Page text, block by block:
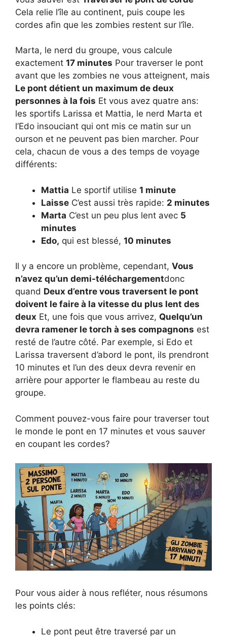
Cela relie l’île au continent, puis coupe les
cordes afin que les zombies restent sur l’île.
Marta, le nerd du groupe, vous calcule
exactement 17 minutes Pour traverser le pont
avant que les zombies ne vous atteignent, mais
Le pont détient un maximum de deux
personnes à la fois Et vous avez quatre ans:
les sportifs Larissa et Mattia, le nerd Marta et
l’Edo insouciant qui ont mis ce matin sur un
ourson et ne peuvent pas bien marcher. Pour
cela, chacun de vous a des temps de voyage
différents:
Mattia Le sportif utilise 1 minute
Laisse C’est aussi très rapide: 2 minutes
Marta C’est un peu plus lent avec 5
minutes
Edo, qui est blessé, 10 minutes
Il y a encore un problème, cependant, Vous
n’avez qu’un demi-téléchargementdonc
quand Deux d’entre vous traversent le pont
doivent le faire à la vitesse du plus lent des
deux Et, une fois que vous arrivez, Quelqu’un
devra ramener le torch à ses compagnons est
resté de l’autre côté. Par exemple, si Edo et
Larissa traversent d’abord le pont, ils prendront
10 minutes et l’un des deux devra revenir en
arrière pour apporter le flambeau au reste du
groupe.
Comment pouvez-vous faire pour traverser tout
le monde le pont en 17 minutes et vous sauver
en coupant les cordes?
Pour vous aider à nous refléter, nous résumons
les points clés:
Le pont peut être traversé par un